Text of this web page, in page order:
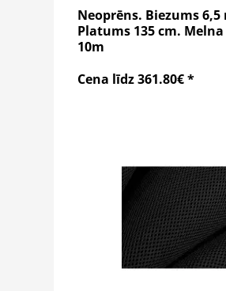
Neoprēns. Biezums 6,5
Platums 135 cm.
10m
Cena līdz 361.80€ *